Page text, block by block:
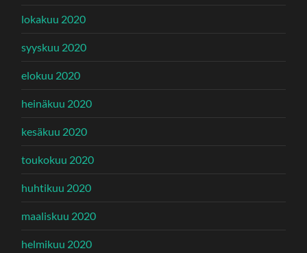
lokakuu 2020
syyskuu 2020
elokuu 2020
heinäkuu 2020
kesäkuu 2020
toukokuu 2020
huhtikuu 2020
maaliskuu 2020
helmikuu 2020